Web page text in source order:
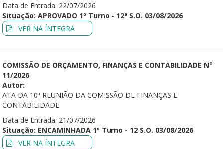
Data de Entrada: 22/07/2026
Situação: APROVADO 1º Turno - 12ª S.O. 03/08/2026
VER NA ÍNTEGRA
COMISSÃO DE ORÇAMENTO, FINANÇAS E CONTABILIDADE N°
11/2026
Autor:
ATA DA 10ª REUNIÃO DA COMISSÃO DE FINANÇAS E
CONTABILIDADE
Data de Entrada: 21/07/2026
Situação: ENCAMINHADA 1º Turno - 12 S.O. 03/08/2026
VER NA ÍNTEGRA